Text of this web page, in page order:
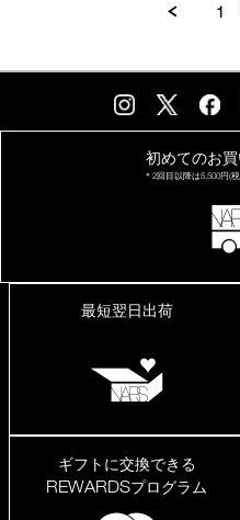
1
初めてのお
＊2回目以降は5,500円(
最短翌日出荷
ギフトに交換できる
REWARDSプログラム